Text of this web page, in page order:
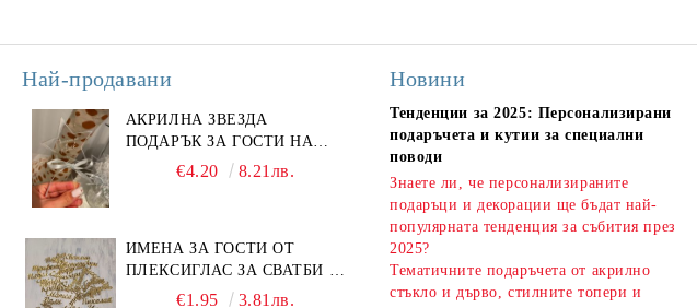
Най-продавани
АКРИЛНА ЗВЕЗДА
ПОДАРЪК ЗА ГОСТИ НА
ПОГАЧА€4.20 8.21лв.
ИМЕНА ЗА ГОСТИ ОТ
ПЛЕКСИГЛАС ЗА СВАТБИ И
СЪБИТИЯ
€1.95 3.81лв.
Новини
Тенденции за 2025: Персонализирани
подаръчета и кутии за специални
поводи
Знаете ли, че персонализираните
подаръци и декорации ще бъдат най-
популярната тенденция за събития през
2025?
Тематичните подаръчета от акрилно
стъкло и дърво, стилните топери и